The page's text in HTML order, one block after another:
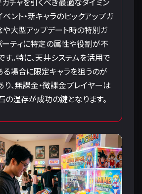
ベント・新キャラのピックアップガ
や大型アップデート時の特別ガ
ーティに特定の属性や役割が不
す。特に、天井システムを活用で
場合に限定キャラを狙うのが
、無課金・微課金プレイヤーは
温存が成功の鍵となります。